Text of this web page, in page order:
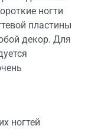
ногти
пластины
декор. Для